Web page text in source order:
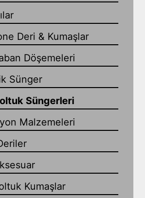
Deri & Kumaşlar
Döşemeleri
Sünger
Süngerleri
Malzemeleri
Kumaşlar